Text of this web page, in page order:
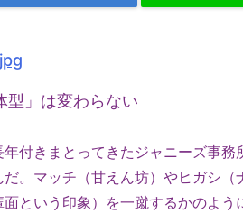
型」は変わらない
付きまとってきたジャニーズ事務
。マッチ（甘えん坊）やヒガシ（
という印象）を一蹴するかのよう